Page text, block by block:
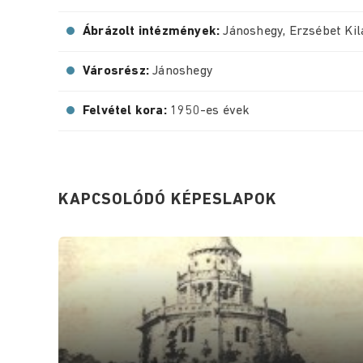
Ábrázolt intézmények:Jánoshegy, Erzsébet
Városrész:Jánoshegy
Felvétel kora: 1950-es évek
KAPCSOLÓDÓ KÉPESLAPOK